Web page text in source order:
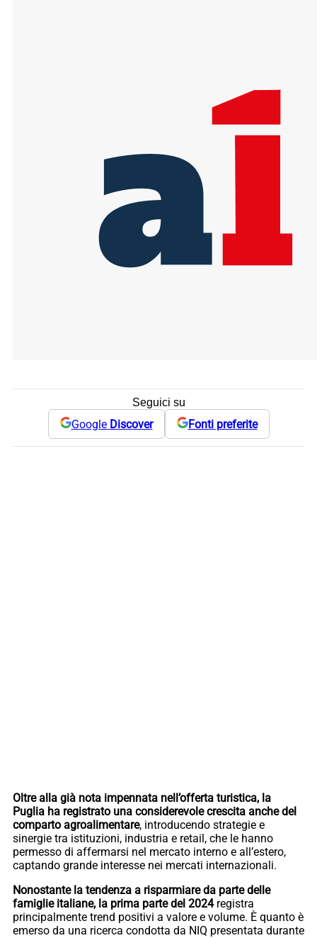
Seguici su
Google Discover Fonti preferite
Oltre alla già nota impennata nell’offerta turistica, la
Puglia ha registrato una considerevole crescita anche del
comparto agroalimentare, introducendo strategie e
sinergie tra istituzioni, industria e retail, che le hanno
permesso di affermarsi nel mercato interno e all’estero,
captando grande interesse nei mercati internazionali.
Nonostante la tendenza a risparmiare da parte delle
famiglie italiane, la prima parte del 2024registra
principalmente trend positivi a valore e volume. È quanto è
emerso da una ricerca condotta da NIQ presentata durante